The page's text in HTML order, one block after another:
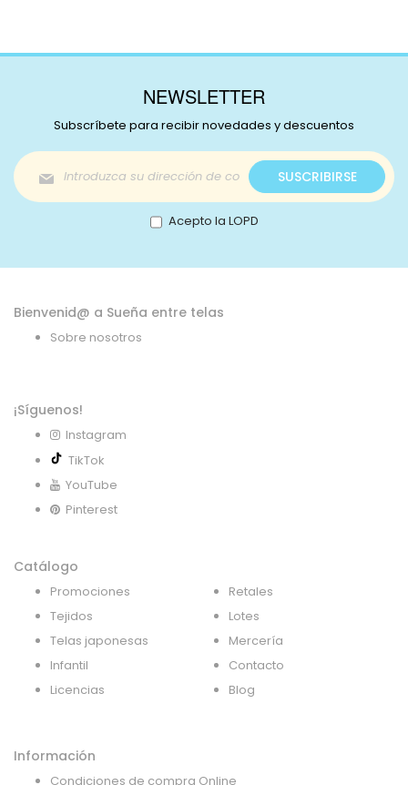
NEWSLETTER
Subscríbete para recibir novedades y descuentos
Inscríbase
a
nuestro
boletín
de
SUSCRIBIRSE
Acepto la LOPD
Bienvenid@ a Sueña entre telas
Sobre nosotros
¡Síguenos!
Instagram
TikTok
YouTube
Pinterest
Catálogo
Promociones
Tejidos
Telas japonesas
Infantil
Licencias
Retales
Lotes
Mercería
Contacto
Blog
Información
Condiciones de compra Online